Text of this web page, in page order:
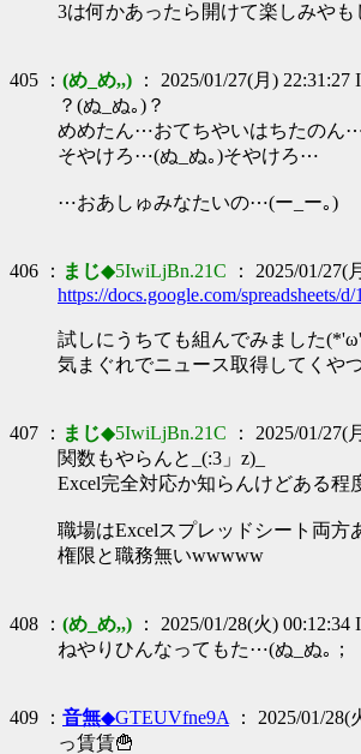
3は何かあったら開けて楽しみやも
405 ： (め_め,,) ： 2025/01/27(月) 22:31:27
？(ぬ_ぬ｡)？
めめたん⋯おてちやいはちたのん
そやけろ⋯(ぬ_ぬ｡)そやけろ⋯
⋯おあしゅみなたいの⋯(ー_ー｡)
406 ： まじ◆5IwiLjBn.21C ： 2025/01/27(
https://docs.google.com/
試しにうちても組んでみました
気まぐれでニュース取得してくやつ
407 ： まじ◆5IwiLjBn.21C ： 2025/01/27(
関数もやらんと_(:3」z)_
Excel完全対応か知らんけどある程
職場はExcelスプレッドシート両方
権限と職務無いwwwww
408 ： (め_め,,) ： 2025/01/28(火) 00:12:34
ねやりひんなってもた⋯(ぬ_ぬ｡；
409 ： 音無◆GTEUVfne9A ： 2025/01/28(
っ賃賃🍟